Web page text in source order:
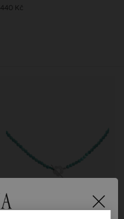
440 Kč